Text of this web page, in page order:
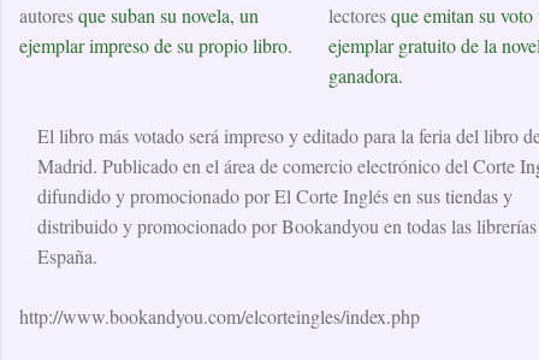
autoresque suban su novela, un
ejemplar impreso de su propio libro.
lectoresque emitan su voto
ejemplar gratuito de la
ganadora.
El libro más votado será impreso y editado para la feria del libro
Madrid. Publicado en el área de comercio electrónico del Corte
difundido y promocionado por El Corte Inglés en sus tiendas y
distribuido y promocionado por Bookandyou en todas las
España.
http://www.bookandyou.com/elcorteingles/index.php